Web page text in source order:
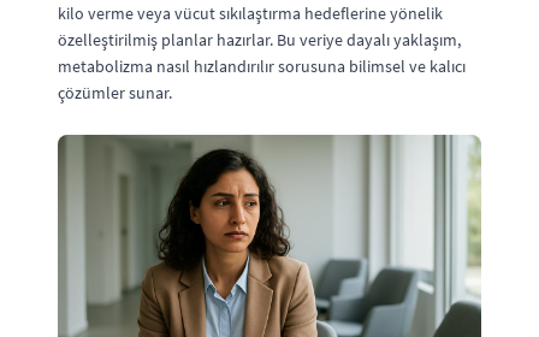
kilo verme veya vücut sıkılaştırma hedeflerine yönelik
özelleştirilmiş planlar hazırlar. Bu veriye dayalı yaklaşım,
metabolizma nasıl hızlandırılır sorusuna bilimsel ve kalıcı
çözümler sunar.